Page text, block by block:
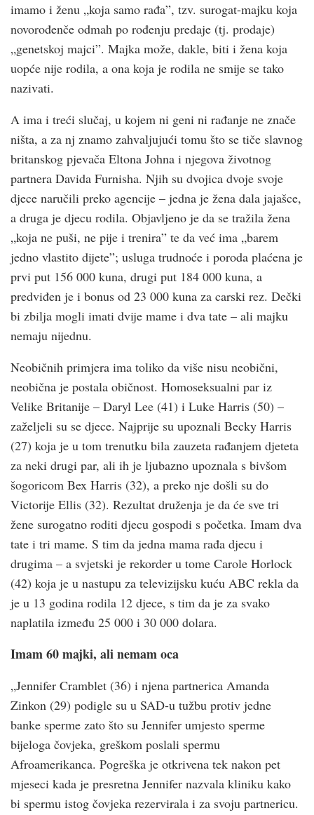
imamo i ženu „koja samo rađa”, tzv. surogat-majku koja
novorođenče odmah po rođenju predaje (tj. prodaje)
„genetskoj majci”. Majka može, dakle, biti i žena koja
uopće nije rodila, a ona koja je rodila ne smije se tako
nazivati.
A ima i treći slučaj, u kojem ni geni ni rađanje ne znače
ništa, a za nj znamo zahvaljujući tomu što se tiče slavnog
britanskog pjevača Eltona Johna i njegova životnog
partnera Davida Furnisha. Njih su dvojica dvoje svoje
djece naručili preko agencije – jedna je žena dala jajašce,
a druga je djecu rodila. Objavljeno je da se tražila žena
„koja ne puši, ne pije i trenira” te da već ima „barem
jedno vlastito dijete”; usluga trudnoće i poroda plaćena je
prvi put 156 000 kuna, drugi put 184 000 kuna, a
predviđen je i bonus od 23 000 kuna za carski rez. Dečki
bi zbilja mogli imati dvije mame i dva tate – ali majku
nemaju nijednu.
Neobičnih primjera ima toliko da više nisu neobični,
neobična je postala običnost. Homoseksualni par iz
Velike Britanije – Daryl Lee (41) i Luke Harris (50) –
zaželjeli su se djece. Najprije su upoznali Becky Harris
(27) koja je u tom trenutku bila zauzeta rađanjem djeteta
za neki drugi par, ali ih je ljubazno upoznala s bivšom
šogoricom Bex Harris (32), a preko nje došli su do
Victorije Ellis (32). Rezultat druženja je da će sve tri
žene surogatno roditi djecu gospodi s početka. Imam dva
tate i tri mame. S tim da jedna mama rađa djecu i
drugima – a svjetski je rekorder u tome Carole Horlock
(42) koja je u nastupu za televizijsku kuću ABC rekla da
je u 13 godina rodila 12 djece, s tim da je za svako
naplatila između 25 000 i 30 000 dolara.
Imam 60 majki, ali nemam oca
„Jennifer Cramblet (36) i njena partnerica Amanda
Zinkon (29) podigle su u SAD-u tužbu protiv jedne
banke sperme zato što su Jennifer umjesto sperme
bijeloga čovjeka, greškom poslali spermu
Afroamerikanca. Pogreška je otkrivena tek nakon pet
mjeseci kada je presretna Jennifer nazvala kliniku kako
bi spermu istog čovjeka rezervirala i za svoju partnericu.